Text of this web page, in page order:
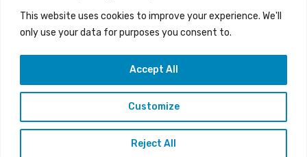
This website uses cookies to improve your experience. We'll
only use your data for purposes you consent to.
Customize
Reject All
Accept All
LIVE | Ύδρα Ασφαλιστική ΕΝΑΔ vs
Άτλαντας Πάφου
Copyright © 2015-26 Alfasports TV | Production of
UnitrustMedia | Contacts: info@alfasports.tv